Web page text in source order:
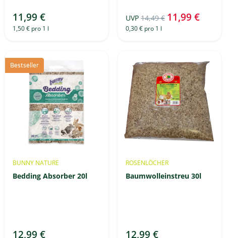
11,99 €
1,50 € pro 1 l
UVP 14,49 € 11,99 €
0,30 € pro 1 l
Bestseller
BUNNY NATURE
Bedding Absorber 20l
12,99 €
ROSENLÖCHER
Baumwolleinstreu 30l
12,99 €